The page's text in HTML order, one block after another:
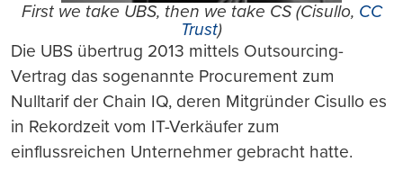
First we take UBS, then we take CS (Cisullo, CC
Trust)
Die UBS übertrug 2013 mittels Outsourcing-
Vertrag das sogenannte Procurement zum
Nulltarif der Chain IQ, deren Mitgründer Cisullo es
in Rekordzeit vom IT-Verkäufer zum
einflussreichen Unternehmer gebracht hatte.